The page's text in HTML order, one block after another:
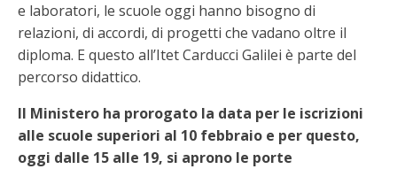
e laboratori, le scuole oggi hanno bisogno di
relazioni, di accordi, di progetti che vadano oltre il
diploma. E questo all’Itet Carducci Galilei è parte del
percorso didattico.
Il Ministero ha prorogato la data per le iscrizioni
alle scuole superiori al 10 febbraio e per questo,
oggi dalle 15 alle 19, si aprono le porte